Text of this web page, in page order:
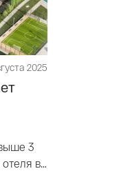
2025
3
в